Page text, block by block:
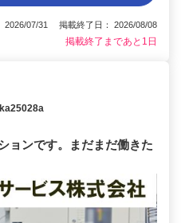
2026/07/31 掲載終了日： 2026/08/08
掲載終了まであと1日
ョンです。まだまだ働きた